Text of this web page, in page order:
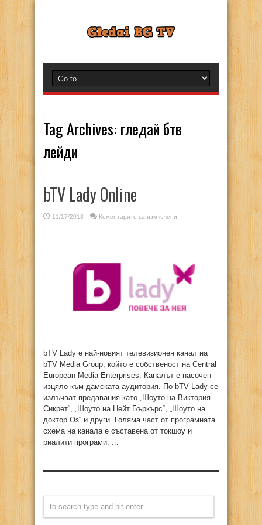
Tag Archives: гледай бтв
лейди
bTV Lady Online
11/17/2013 Коментарите са изключени
bTV Lady е най-новият телевизионен канал на
bTV Media Group, който е собственост на Central
European Media Enterprises. Каналът е насочен
изцяло към дамската аудитория. По bTV Lady се
излъчват предавания като „Шоуто на Виктория
Сикрет“, „Шоуто на Нейт Бъркърс“, „Шоуто на
доктор Оз“ и други. Голяма част от програмната
схема на канала е съставена от токшоу и
риалити програми, ...